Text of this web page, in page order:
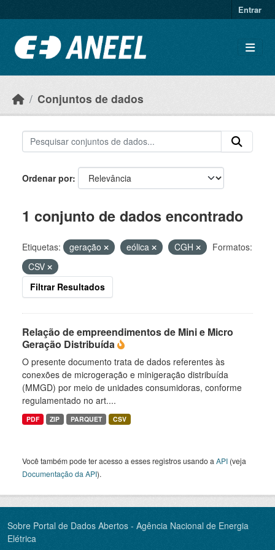
Entrar
Conjuntos de dados
Ordenar por
1 conjunto de dados encontrado
Etiquetas: geração eólica CGH
Formatos:
CSV
Filtrar Resultados
Relação de empreendimentos de Mini e Micro
Geração Distribuída
O presente documento trata de dados referentes às
conexões de microgeração e minigeração distribuída
(MMGD) por meio de unidades consumidoras, conforme
regulamentado no art....
PDF ZIP PARQUET CSV
Você também pode ter acesso a esses registros usando a API (veja
Documentação da API).
Sobre Portal de Dados Abertos - Agência Nacional de Energia
Elétrica